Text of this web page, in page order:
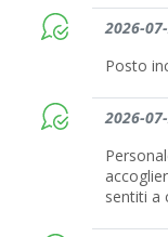
2026-
Posto
2026-
sentiti a